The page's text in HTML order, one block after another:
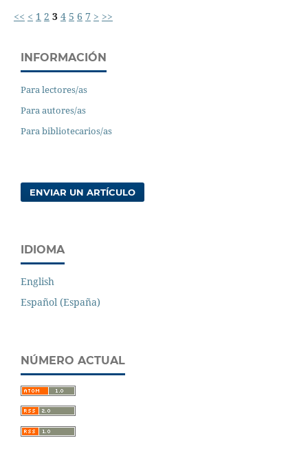
<< < 1 2 3 4 5 6 7 > >>
INFORMACIÓN
Para lectores/as
Para autores/as
Para bibliotecarios/as
ENVIAR UN ARTÍCULO
IDIOMA
English
Español (España)
NÚMERO ACTUAL